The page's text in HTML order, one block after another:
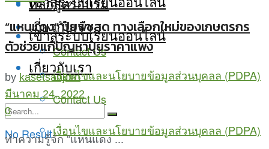
เข้าสู่ระบบเรียนออนไลน์
เกี่ยวกับเรา
Contact Us
เงื่อนไขและนโยบายข้อมูลส่วนบุคลล (PDPA)
เกี่ยวกับเรา
Contact Us
เงื่อนไขและนโยบายข้อมูลส่วนบุคลล (PDPA)
No Result
“แหนแดง” ปุ๋ยพืชสด ทางเลือกใหม่ของเกษตรกร
ตัวช่วยแก้ปัญหาปุ๋ยราคาแพง
by kasetsanjorn
มีนาคม 24, 2022
0
ทำความรู้จัก “แหนแดง ...